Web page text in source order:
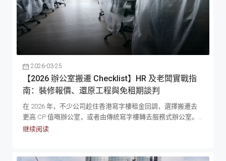
2026-03-25
【2026 辦公室搬遷 Checklist】HR 及老闆實戰指
南：裝修報價、還原工程與免租期談判
在 2026 年，不少公司趁住香港寫字樓租金回調，選擇搬遷去
更高 CP 值嘅辦公室，或者由傳統寫字樓轉去服務式辦公室。
但每一次搬遷背後，都係一場牽涉租約條款、免租期談判同還
樓絕非單純的把所有枱枱櫈櫈及文件搬走，背後牽涉龐大的
继续阅读